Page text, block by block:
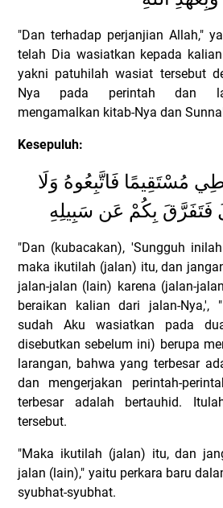
"Dan terhadap perjanjian Allah,"
telah Dia wasiatkan kepada
yakni patuhilah wasiat tersebut
Nya pada perintah dan
mengamalkan kitab-Nya dan
Kesepuluh:
مُسْتَقِيمًا فَاتَّبِعُوهُ وَلَا
فَتَفَرَّقَ بِكُمْ عَن سَبِيلِهِ
"Dan (kubacakan), 'Sungguh
maka ikutilah (jalan) itu, dan
jalan-jalan (lain) karena (jalan-
beraikan kalian dari jalan-Nya,',
sudah Aku wasiatkan pada
disebutkan sebelum ini) berupa
larangan, bahwa yang terbesar
dan mengerjakan perintah-
terbesar adalah bertauhid.
tersebut.
"Maka ikutilah (jalan) itu, dan
jalan (lain)," yaitu perkara baru
syubhat-syubhat.